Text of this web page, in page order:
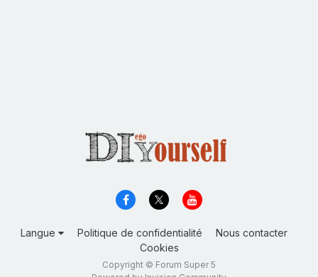
Langue Politique de confidentialité
Nous contacter
Cookies
Copyright © Forum Super 5